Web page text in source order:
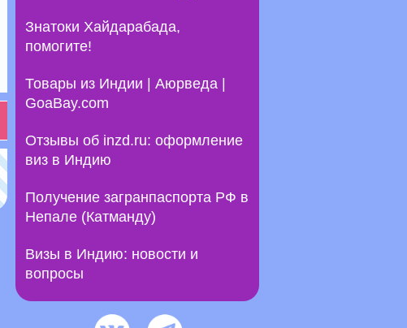
Знатоки Хайдарабада,
помогите!
Товары из Индии | Аюрведа |
GoaBay.com
Отзывы об inzd.ru: оформление
виз в Индию
Получение загранпаспорта РФ в
Непале (Катманду)
Визы в Индию: новости и
вопросы